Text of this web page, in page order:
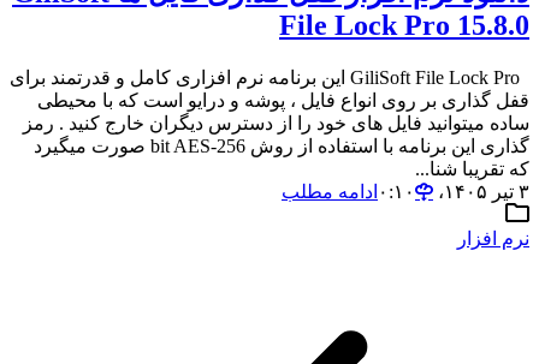
File Lock Pro 15.8.0
GiliSoft File Lock Pro این برنامه نرم افزاری کامل و قدرتمند برای
قفل گذاری بر روی انواع فایل ، پوشه و درایو است که با محیطی
ساده میتوانید فایل های خود را از دسترس دیگران خارج کنید . رمز
گذاری این برنامه با استفاده از روش 256-bit AES صورت میگیرد
که تقریبا شنا...
۳ تیر ۱۴۰۵،‏ ۰:۱۰
ادامه مطلب
نرم افزار